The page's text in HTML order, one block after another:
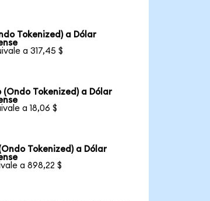
Tokenized) a Dólar
a 317,45 $
(Ondo Tokenized) a Dólar
a 18,06 $
Tokenized) a Dólar
a 898,22 $